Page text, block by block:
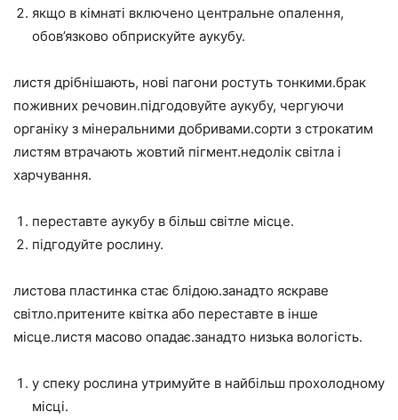
якщо в кімнаті включено центральне опалення,
обов’язково обприскуйте аукубу.
листя дрібнішають, нові пагони ростуть тонкими.брак
поживних речовин.підгодовуйте аукубу, чергуючи
органіку з мінеральними добривами.сорти з строкатим
листям втрачають жовтий пігмент.недолік світла і
харчування.
переставте аукубу в більш світле місце.
підгодуйте рослину.
листова пластинка стає блідою.занадто яскраве
світло.притените квітка або переставте в інше
місце.листя масово опадає.занадто низька вологість.
у спеку рослина утримуйте в найбільш прохолодному
місці.